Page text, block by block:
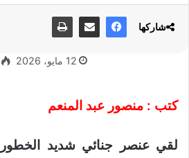
12 مايو، 2026
كتب : منصور عبد المنعم
لقي عنصر جنائي شديد
شاركها